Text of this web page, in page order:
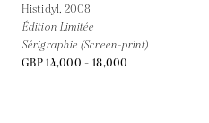
Histidyl, 2008
Édition Limitée
Sérigraphie (Screen-print)
GBP 14,000 - 18,000